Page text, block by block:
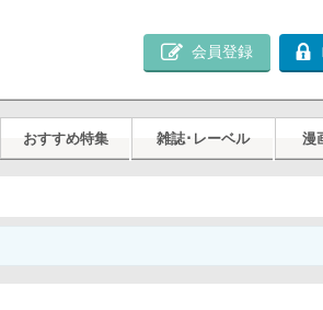
会員登録
おすすめ特集 雑誌･レーベル 漫